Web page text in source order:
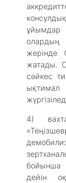
ұйымдар
олардың
жерінде
жатады.
сәйкес
ықтимал
4)
бойынша
дейін